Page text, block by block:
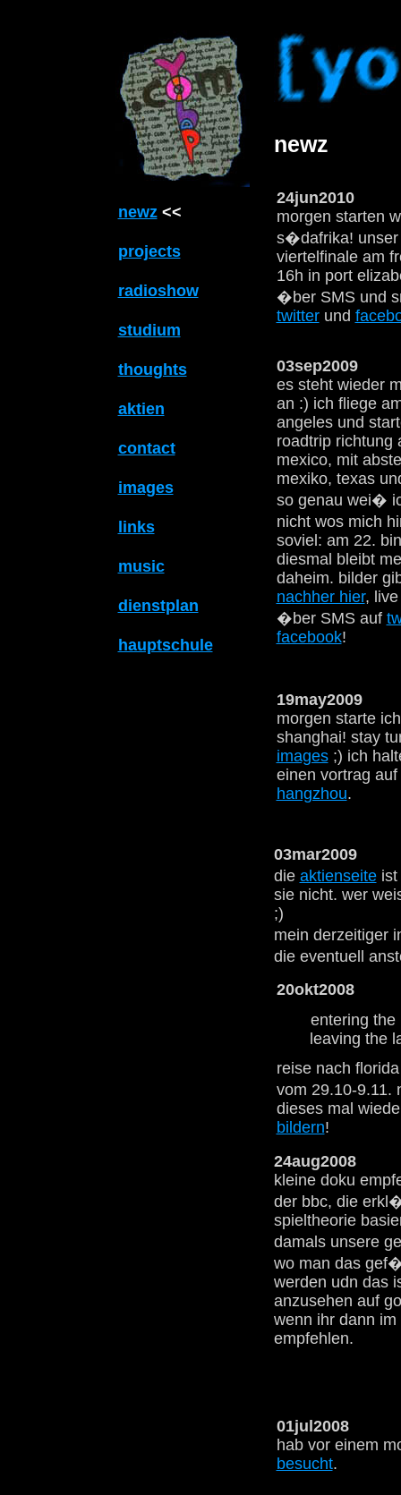
newz<<
projects
radioshow
studium
thoughts
aktien
contact
images
links
music
dienstplan
hauptschule
newz
24jun2010
morgen starten
s�dafrika! unser
viertelfinale am
16h in port
�ber SMS und
twitterund
03sep2009
es steht wieder
an :) ich fliege
angeles und
roadtrip richtung
mexico, mit
mexiko, texas
so genau wei�
nicht wos mich
soviel: am 22.
diesmal bleibt
daheim. bilder
nachher hier,
�ber SMS auf
facebook!
19may2009
morgen starte
shanghai! stay
images;) ich
einen vortrag
hangzhou.
03mar2009
die aktienseiteist
sie nicht. wer
;)
mein derzeitiger
die eventuell
20okt2008
entering the
leaving the
reise nach
vom 29.10-
dieses mal
bildern!
24aug2008
kleine doku
der bbc, die
spieltheorie
damals unsere
wo man das
werden udn das
anzusehen auf
wenn ihr dann
empfehlen.
01jul2008
hab vor einem
besucht.